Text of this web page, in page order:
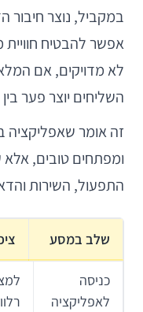
אפשר להבטיח
לא מדויקים, אם
השליחים יוצר פער
זה אומר שאפליקציה
ומפתחים טובים,
התפעול, השירות
שלב במסע
כניסה
לאפליקציה